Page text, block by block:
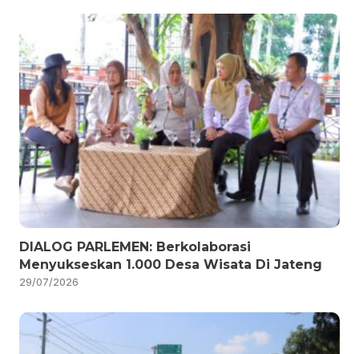
DIALOG PARLEMEN: Berkolaborasi
Menyukseskan 1.000 Desa Wisata Di Jateng
29/07/2026